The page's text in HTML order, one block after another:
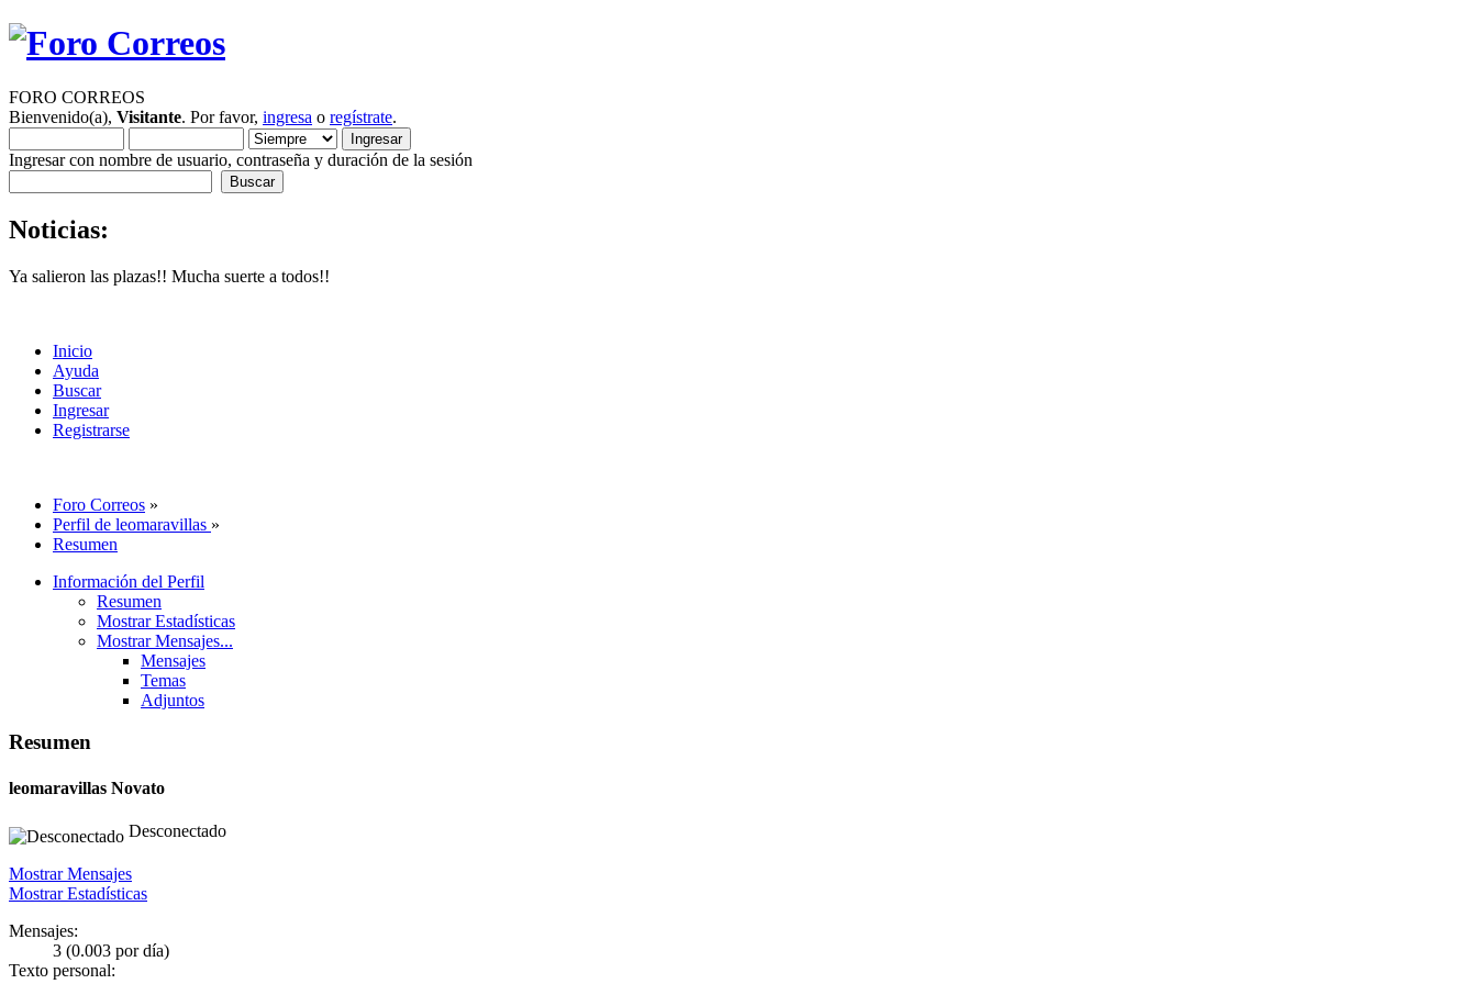
FORO CORREOS
Bienvenido(a), Visitante. Por favor, ingresa o regístrate.
Ingresar con nombre de usuario, contraseña y duración de la sesión
Noticias:
Ya salieron las plazas!! Mucha suerte a todos!!
Inicio
Ayuda
Buscar
Ingresar
Registrarse
Foro Correos »
Perfil de leomaravillas »
Resumen
Información del Perfil
Resumen
Mostrar Estadísticas
Mostrar Mensajes...
Mensajes
Temas
Adjuntos
Resumen
leomaravillas Novato
Desconectado
Mostrar Mensajes
Mostrar Estadísticas
Mensajes:
3 (0.003 por día)
Texto personal: